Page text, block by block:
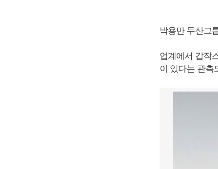
박용만 두산그
업계에서 갑작
이 있다는 관측